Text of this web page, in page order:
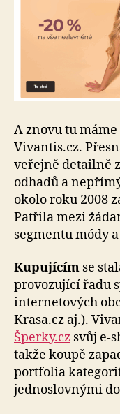
A znovu tu
Vivantis.cz.
veřejně detailně
odhadů a
okolo roku 2008
Patřila mezi
segmentu módy
Kupujícím se
provozující řadu
internetových
Krasa.cz aj.).
Šperky.cz svůj e-
takže koupě
portfolia
jednoslovnými